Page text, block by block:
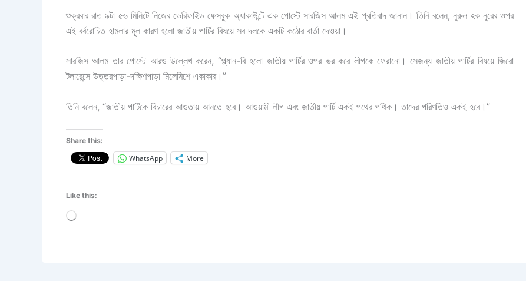
শুক্রবার রাত ৯টা ৫৬ মিনিটে নিজের ভেরিফাইড ফেসবুক অ্যাকাউন্টে এক পোস্টে সারজিস আলম এই প্রতিবাদ জানান। তিনি বলেন, নুরুল হক নুরের ওপর
এই বর্বরোচিত হামলার মূল কারণ হলো জাতীয় পার্টির বিষয়ে সব দলকে একটি কঠোর বার্তা দেওয়া।
সারজিস আলম তার পোস্টে আরও উল্লেখ করেন, “প্ল্যান-বি হলো জাতীয় পার্টির ওপর ভর করে লীগকে ফেরানো। সেজন্য জাতীয় পার্টির বিষয়ে জিরো
টলারেন্সে উত্তরপাড়া-দক্ষিণপাড়া মিলেমিশে একাকার।”
তিনি বলেন, “জাতীয় পার্টিকে বিচারের আওতায় আনতে হবে। আওয়ামী লীগ এবং জাতীয় পার্টি একই পথের পথিক। তাদের পরিণতিও একই হবে।”
Share this:
WhatsApp More
Like this:
Loading…